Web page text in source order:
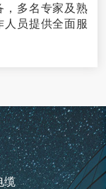
，多名专家及熟
人员提供全面服
缆